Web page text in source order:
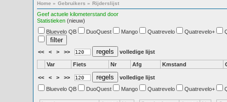
Home » Gebruikers » Rijderslijst
Geef actuele kilometerstand door
Statistieken (nieuw)
Bluevelo QB
DuoQuest Mango Quatrevelo Quatrevelo+
<< < > >> volledige lijst
Var Fiets Nr Afg Kmstand
<< < > >>
volledige lijst
Bluevelo QB
DuoQuest Mango Quatrevelo Quatrevelo+